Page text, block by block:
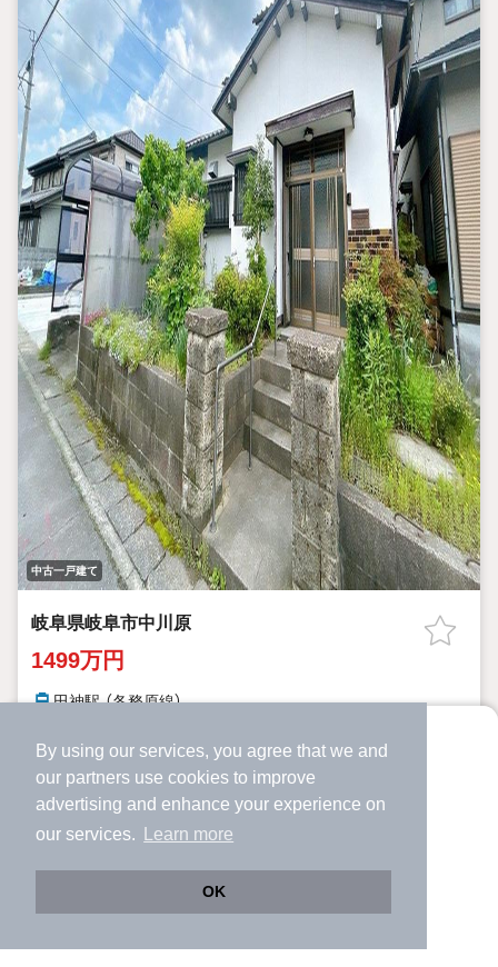
By using our services, you agree that we and
our partners use cookies to improve
advertising and enhance your experience on
our services.
Learn more
OK
より使いやすくなった
アプリで物件探ししませんか？
サクサク動く地図で物件検索
中古一戸建て
岐阜県岐阜市中川原
1499万円
田神駅 （各務原線）
3LDK 119.95m² 土地面積 220.0m²
【見学会開催】前面道路幅員約6.5m／庭スペースあり／閑静な住宅
地／